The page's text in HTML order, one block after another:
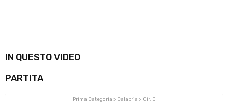
IN QUESTO VIDEO
PARTITA
Prima Categoria > Calabria > Gir. D